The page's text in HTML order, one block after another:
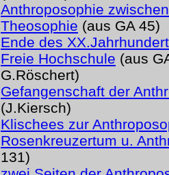
Anthroposophie
Theosophie (aus GA 45)
Ende des
Freie Hochschule (aus
G.Röschert)
Gefangenschaft der
(J.Kiersch)
Klischees zur
Rosenkreuzertum u.
131)